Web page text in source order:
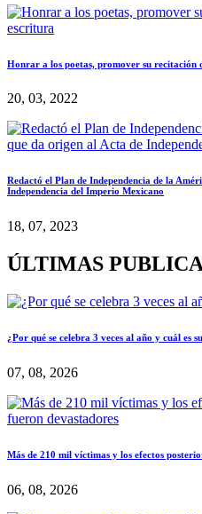
Honrar a los poetas, promover su recitación
20, 03, 2022
Redactó el Plan de Independencia de la
Independencia del Imperio Mexicano
18, 07, 2023
ÚLTIMAS
¿Por qué se celebra 3 veces al año y cuál es
07, 08, 2026
Más de 210 mil víctimas y los efectos
06, 08, 2026